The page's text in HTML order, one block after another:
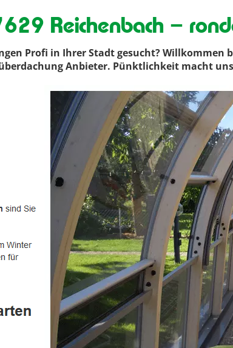
Reichenbach –
Profi in Ihrer Stadt gesucht? Willkommen
Anbieter. Pünktlichkeit macht